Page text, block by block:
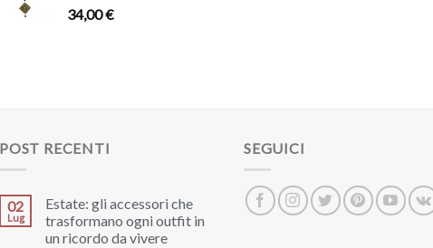
34,00€
POST RECENTI
02
Lug
Estate: gli accessori che
trasformano ogni outfit in
un ricordo da vivere
SEGUICI